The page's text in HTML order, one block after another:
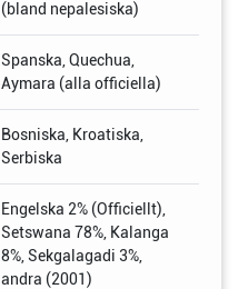
(bland nepalesiska)
Spanska, Quechua,
Aymara (alla officiella)
Bosniska, Kroatiska,
Serbiska
Engelska 2% (Officiellt),
Setswana 78%, Kalanga
8%, Sekgalagadi 3%,
andra (2001)